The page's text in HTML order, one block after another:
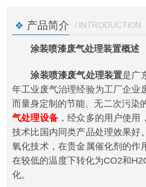
产品简介 / INTRODUCTION
涂装喷漆废气处理装置概述
涂装喷漆废气处理装置是广
年工业废气治理经验为工厂企业
而量身定制的节能、无二次污染
气处理设备，经众多的用户使用
技术比国内同类产品处理效果好
氧化技术，在贵金属催化剂的作
在较低的温度下转化为CO2和
化。